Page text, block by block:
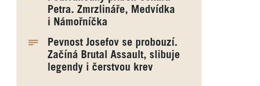
Petra. Zmrzlináře, Medvídka
i Námořníčka
Pevnost Josefov se probouzí.
Začíná Brutal Assault, slibuje
legendy i čerstvou krev